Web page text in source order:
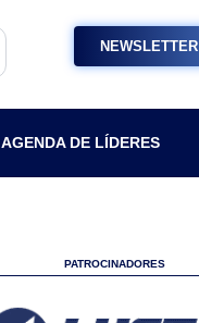
NEWSLETTER
AGENDA DE LÍDERES
PATROCINADORES